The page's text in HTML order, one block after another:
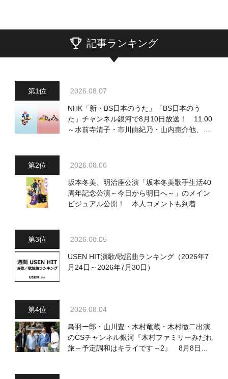
記事ランキング
2026.08.07
NHK「新・BS日本のうた」「BS日本のう
た」チャンネル銀河で8月10日放送！ 11:00
～水前寺清子・市川由紀乃・山内惠介他、
2026.08.06
坂本冬美、明治座公演「坂本冬美歌手生活40
周年記念公演～今日から明日へ～」のメイン
ビジュアル公開！ 本人コメントも到着
2026.08.05
USEN HIT演歌/歌謡曲ランキング（2026年7
月24日～2026年7月30日）
2026.08.04
鳥羽一郎・山川豊・木村竜蔵・木村徹二出演
のCSチャンネル銀河『木村ファミリーみだれ
旅～予定調和はキライです～2』 8月8日